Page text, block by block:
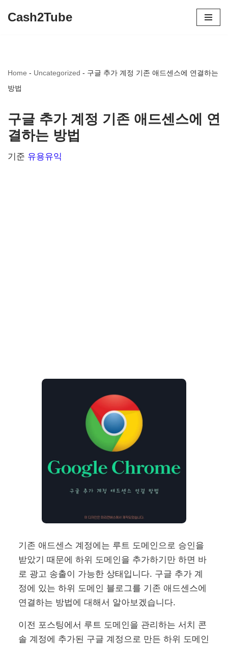
로
건
뛰
기
Cash2Tube
Home - Uncategorized - 구글 추가 계정 기존 애드센스에 연결하는
방법
구글 추가 계정 기존 애드센스에 연
결하는 방법
기준 유용유익
기존 애드센스 계정에는 루트 도메인으로 승인을
받았기 때문에 하위 도메인을 추가하기만 하면 바
로 광고 송출이 가능한 상태입니다. 구글 추가 계
정에 있는 하위 도메인 블로그를 기존 애드센스에
연결하는 방법에 대해서 알아보겠습니다.
이전 포스팅에서 루트 도메인을 관리하는 서치 콘
솔 계정에 추가된 구글 계정으로 만든 하위 도메인